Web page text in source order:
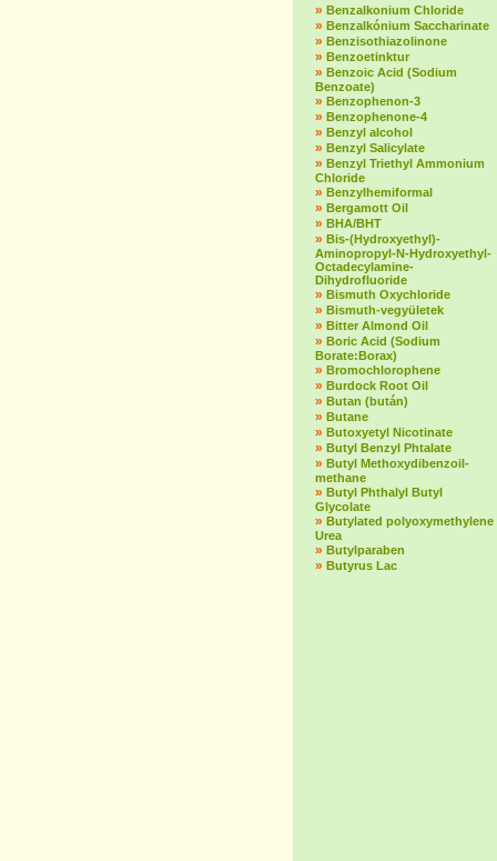
» Benzalkonium Chloride
» Benzalkónium Saccharinate
» Benzisothiazolinone
» Benzoetinktur
» Benzoic Acid (Sodium
Benzoate)
» Benzophenon-3
» Benzophenone-4
» Benzyl alcohol
» Benzyl Salicylate
» Benzyl Triethyl Ammonium
Chloride
» Benzylhemiformal
» Bergamott Oil
» BHA/BHT
» Bis-(Hydroxyethyl)-
Aminopropyl-N-Hydroxyethyl-
Octadecylamine-
Dihydrofluoride
» Bismuth Oxychloride
» Bismuth-vegyületek
» Bitter Almond Oil
» Boric Acid (Sodium
Borate:Borax)
» Bromochlorophene
» Burdock Root Oil
» Butan (bután)
» Butane
» Butoxyetyl Nicotinate
» Butyl Benzyl Phtalate
» Butyl Methoxydibenzoil-
methane
» Butyl Phthalyl Butyl
Glycolate
» Butylated polyoxymethylene
Urea
» Butylparaben
» Butyrus Lac